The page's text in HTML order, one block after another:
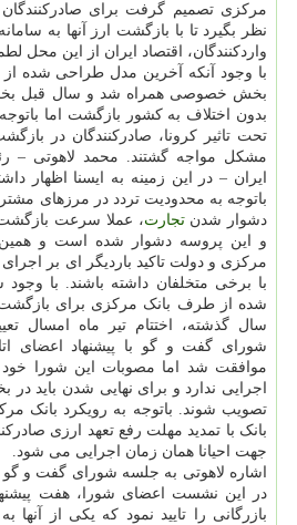
مرکزی تصمیم گرفت برای صادرکنندگان
نظر بگیرد تا با بازگشت ارز آنها به
واردکنندگان، اقتصاد ایران از این محل
با وجود آنکه آخرین مدل طراحی شده از
بخش خصوصی همراه شد و سال قبل
بدون اختلاف به کشور بازگشت اما
تحت تاثیر کرونا، صادرکنندگان در
مشکل مواجه گشتند. محمد لاهوتی –
ایران – در این زمینه به ایسنا اظهار
باتوجه به محدودیت تردد در مرزهای
دشوار شدنتجارت، عملا سرعت
و این پروسه دشوار شده است و
مرکزی و دولت تاکید باردیگر ای بر
با برخی متخلفان داشته باشند. با وجود
شده از طرف بانک مرکزی برای
سال گذشته، اختتام تیر ماه امسال
شورای گفت و گو با پیشنهاد اعضای
موافقت شد اما مصوبات این شورا
اجرایی ندارد و برای نهایی شدن باید
تصویب شوند. باتوجه به رویکرد بانک
بانک با تمدید مهلت رفع تعهد ارزی
جهت احیانا همان زمان اجرایی می شود.
بازرگانی را تایید نمود که یکی از آنها